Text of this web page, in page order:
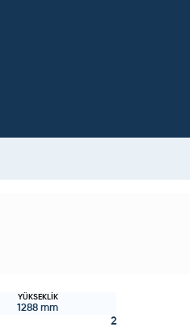
YÜKSEKLIK
1288 mm
2